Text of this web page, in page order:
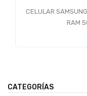
CELULAR
RAM
CATEGORÍAS